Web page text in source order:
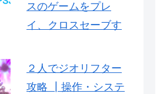
スのゲームをプレ
イ、クロスセーブす
２人でジオリフター
攻略 ┃操作・システ